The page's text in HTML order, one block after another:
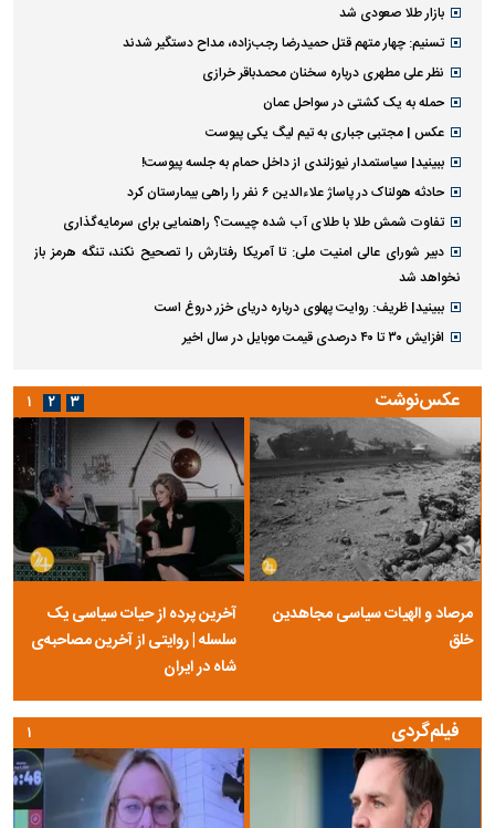
بازار طلا صعودی شد
تسنیم: چهار متهم قتل حمیدرضا رجب‌زاده، مداح دستگیر شدند
نظر علی مطهری درباره سخنان محمدباقر خرازی
حمله به یک کشتی در سواحل عمان
عکس | مجتبی جباری به تیم لیگ یکی پیوست
ببینید| سیاستمدار نیوزلندی از داخل حمام به جلسه پیوست!
حادثه هولناک در پاساژ علاءالدین ۶ نفر را راهی بیمارستان کرد
تفاوت شمش طلا با طلای آب شده چیست؟ راهنمایی برای سرمایه‌گذاری
دبیر شورای عالی امنیت ملی: تا آمریکا رفتارش را تصحیح نکند، تنگه هرمز باز
نخواهد شد
ببینید| ظریف: روایت پهلوی درباره دریای خزر دروغ است
افزایش ۳۰ تا ۴۰ درصدی قیمت موبایل در سال اخیر
عکس‌نوشت
مرصاد و الهیات سیاسی مجاهدین
خلق
آخرین پرده از حیات سیاسی یک
سلسله | روایتی از آخرین مصاحبه‌ی
شاه در ایران
۱ ۲ ۳
فیلم‌گردی ۱